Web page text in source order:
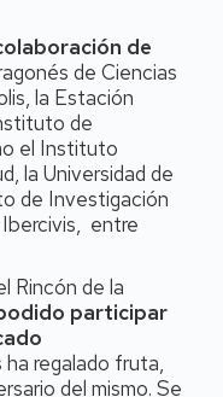
de
de Ciencias
la Estación
de
el Instituto
la Universidad de
de Investigación
entre
Rincón de la
participar
ha regalado fruta,
del mismo. Se